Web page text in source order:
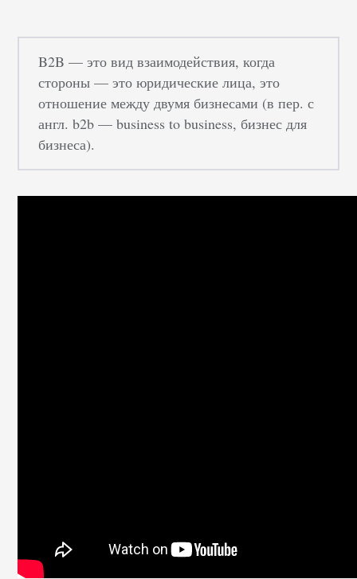
B2B — это вид взаимодействия, когда
стороны — это юридические лица, это
отношение между двумя бизнесами (в пер. с
англ. b2b — business to business, бизнес для
бизнеса).